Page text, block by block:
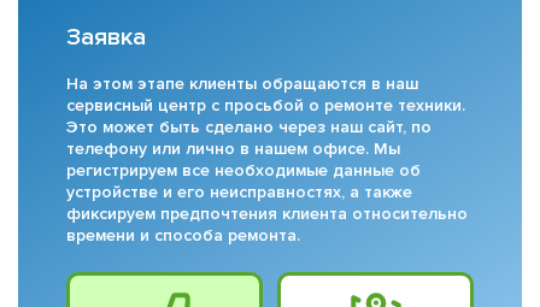
Заявка
На этом этапе клиенты обращаются в наш
сервисный центр с просьбой о ремонте техники.
Это может быть сделано через наш сайт, по
телефону или лично в нашем офисе. Мы
регистрируем все необходимые данные об
устройстве и его неисправностях, а также
фиксируем предпочтения клиента относительно
времени и способа ремонта.